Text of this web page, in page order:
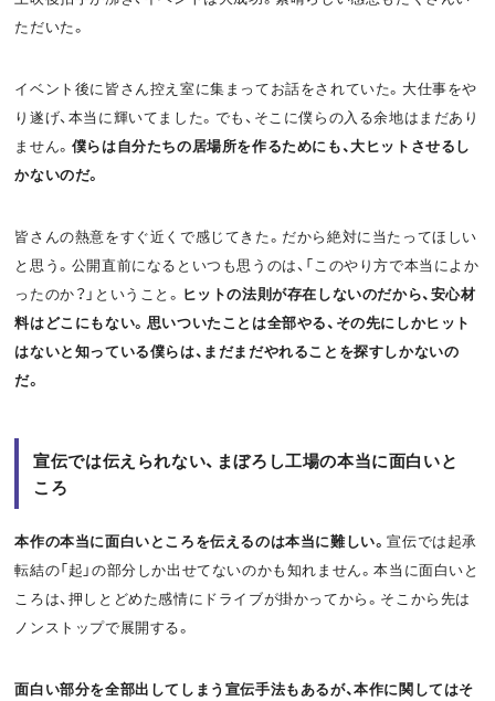
ただいた。
イベント後に皆さん控え室に集まってお話をされていた。大仕事をや
り遂げ、本当に輝いてました。でも、そこに僕らの入る余地はまだあり
ません。 僕らは自分たちの居場所を作るためにも、大ヒットさせるし
かないのだ。
皆さんの熱意をすぐ近くで感じてきた。だから絶対に当たってほしい
と思う。公開直前になるといつも思うのは、「このやり方で本当によか
ったのか？」ということ。 ヒットの法則が存在しないのだから、安心材
料はどこにもない。思いついたことは全部やる、その先にしかヒット
はないと知っている僕らは、まだまだやれることを探すしかないの
だ。
宣伝では伝えられない、まぼろし工場の本当に面白いと
ころ
本作の本当に面白いところを伝えるのは本当に難しい。宣伝では起承
転結の「起」の部分しか出せてないのかも知れません。本当に面白いと
ころは、押しとどめた感情にドライブが掛かってから。そこから先は
ノンストップで展開する。
面白い部分を全部出してしまう宣伝手法もあるが、本作に関してはそ